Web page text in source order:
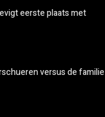
eerste plaats met
versus de familie